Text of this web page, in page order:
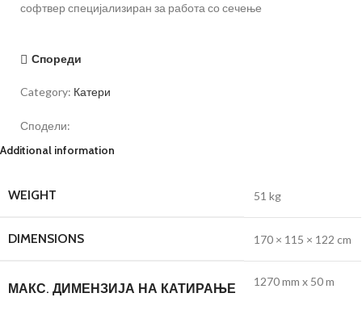
софтвер специјализиран за работа со сечење
Спореди
Category: Катери
Сподели:
Additional information
WEIGHT 51 kg
DIMENSIONS 170 × 115 × 122 cm
МАКС. ДИМЕНЗИЈА НА КАТИРАЊЕ 1270 mm x 50 m